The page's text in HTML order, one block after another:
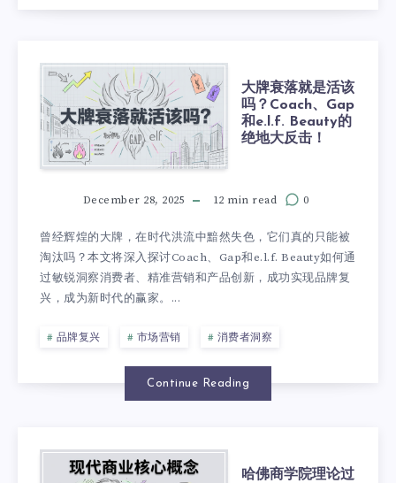
大牌衰落就是活该
吗？Coach、Gap
和e.l.f. Beauty的
绝地大反击！
December 28, 2025 12 min read 0
曾经辉煌的大牌，在时代洪流中黯然失色，它们真的只能被
淘汰吗？本文将深入探讨Coach、Gap和e.l.f. Beauty如何通
过敏锐洞察消费者、精准营销和产品创新，成功实现品牌复
兴，成为新时代的赢家。...
品牌复兴 市场营销 消费者洞察
Continue Reading
哈佛商学院理论过